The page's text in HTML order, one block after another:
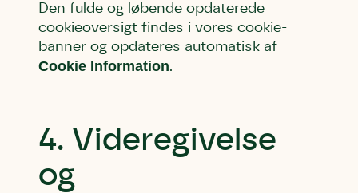
Den fulde og løbende opdaterede
cookieoversigt findes i vores cookie-
banner og opdateres automatisk af
Cookie Information.
4. Videregivelse
og